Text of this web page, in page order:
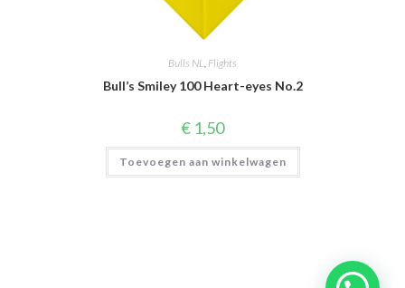
Bulls NL, Flights
Bull’s Smiley 100 Heart-eyes No.2
€ 1,50
Toevoegen aan winkelwagen